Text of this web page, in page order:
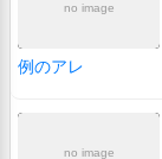
no image
例のアレ
no image